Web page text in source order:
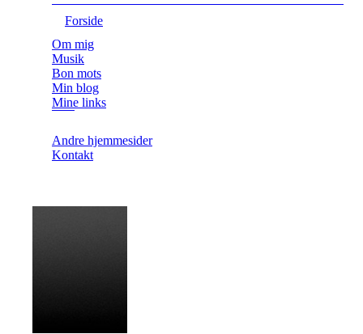
Forside
Om mig
Musik
Bon mots
Min blog
Mine links
Andre hjemmesider
Kontakt